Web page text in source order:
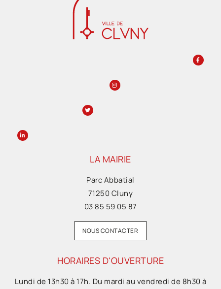
LA MAIRIE
Parc Abbatial
71250 Cluny
03 85 59 05 87
NOUS CONTACTER
HORAIRES D'OUVERTURE
Lundi de 13h30 à 17h. Du mardi au vendredi de 8h30 à